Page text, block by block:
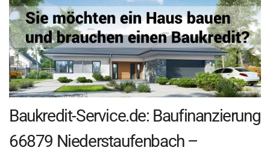
Baukredit-Service.de: Baufinanzierung
66879 Niederstaufenbach –